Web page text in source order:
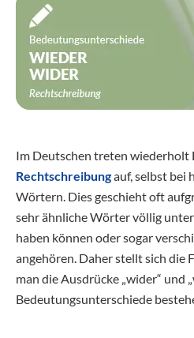
Im Deutschen treten wiederholt
Rechtschreibungauf, selbst bei
Wörtern. Dies geschieht oft
sehr ähnliche Wörter völlig
haben können oder sogar
angehören. Daher stellt sich die
man die Ausdrücke „wider“ und
Bedeutungsunterschiede